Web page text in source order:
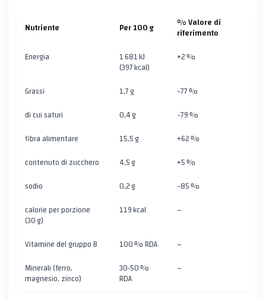
Nutriente Per 100 g % Valore di
riferimento
Energia
1 681 kJ
(397 kcal)
+2 %
Grassi 1,7 g
-77 %
di cui saturi
0,4 g
-79 %
fibra alimentare
15,5 g
+62 %
contenuto di zucchero
4,5 g
+5 %
sodio
0,2 g
-85 %
calorie per porzione
(30 g)
119 kcal –
Vitamine del gruppo B 100 % RDA
–
Minerali (ferro,
magnesio, zinco)
30‑50 %
RDA
–